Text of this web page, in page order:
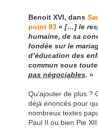
Benoit XVI, dans
point 83 « […] le
humaine, de sa
fondée sur le
d’éducation des
commun sous
pas négociables. »
Qu’ajouter de plus ?
déjà énoncés pour
nombreux textes
Paul II ou bien Pie